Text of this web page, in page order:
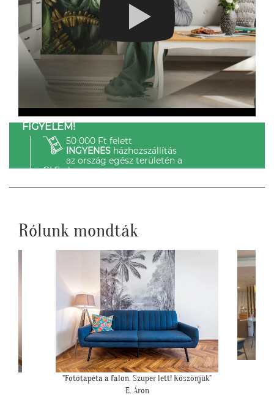
FIGYELEM!
50 000 Ft felett
INGYENESházhozszállítás
az ország egész területén a
GLS-el.
Rólunk mondták
"Fotótapéta a falon. Szuper lett! Köszönjük"
E. Áron